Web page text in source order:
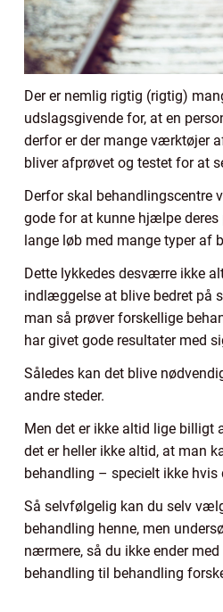
Der er nemlig rigtig (rigtig)
udslagsgivende for, at en
derfor er der mange værktøjer
bliver afprøvet og testet for at
Derfor skal behandlingscentre
gode for at kunne hjælpe deres
lange løb med mange typer af
Dette lykkedes desværre ikke
indlæggelse at blive bedret på
man så prøver forskellige
har givet gode resultater med
Således kan det blive
andre steder.
Men det er ikke altid lige billigt
det er heller ikke altid, at man
behandling – specielt ikke hvis
Så selvfølgelig kan du selv
behandling henne, men
nærmere, så du ikke ender
behandling til behandling